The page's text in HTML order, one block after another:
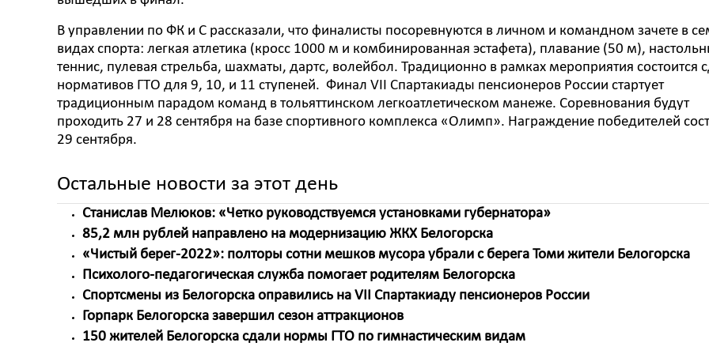
В управлении по ФК и С рассказали, что финалисты посоревнуются в личном и командном зачете в
видах спорта: легкая атлетика (кросс 1000 м и комбинированная эстафета), плавание (50 м),
теннис, пулевая стрельба, шахматы, дартс, волейбол. Традиционно в рамках мероприятия состоится
нормативов ГТО для 9, 10, и 11 ступеней. Финал VII Спартакиады пенсионеров России стартует
традиционным парадом команд в тольяттинском легкоатлетическом манеже. Соревнования будут
проходить 27 и 28 сентября на базе спортивного комплекса «Олимп». Награждение победителей
29 сентября.
Остальные новости за этот день
Станислав Мелюков: «Четко руководствуемся установками губернатора»
85,2 млн рублей направлено на модернизацию ЖКХ Белогорска
«Чистый берег-2022»: полторы сотни мешков мусора убрали с берега Томи жители Белогорска
Психолого-педагогическая служба помогает родителям Белогорска
Спортсмены из Белогорска оправились на VII Спартакиаду пенсионеров России
Горпарк Белогорска завершил сезон аттракционов
150 жителей Белогорска сдали нормы ГТО по гимнастическим видам